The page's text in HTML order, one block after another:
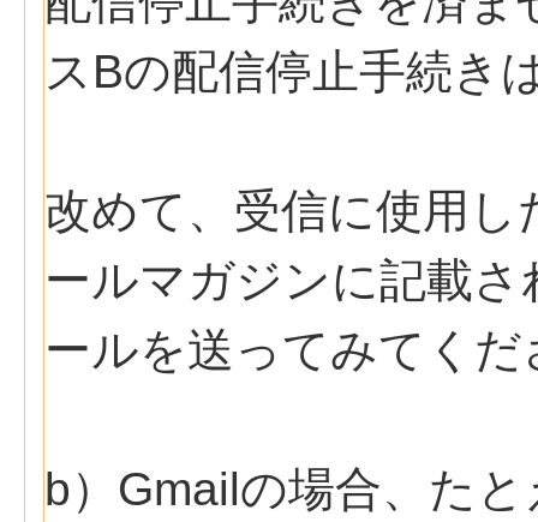
スBの配信停止手続き
改めて、受信に使用
ールマガジンに記載
ールを送ってみてくだ
b）Gmailの場合、た